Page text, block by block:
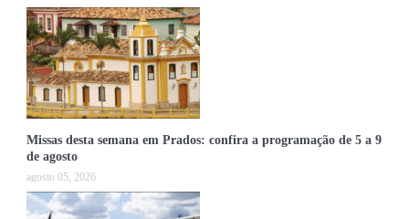
Missas desta semana em Prados: confira a programação de 5 a 9
de agosto
agosto 05, 2026